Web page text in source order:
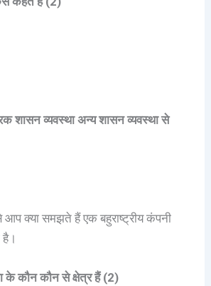
शासन व्यवस्था अन्य शासन व्यवस्था से
आप क्या समझते हैं एक बहुराष्ट्रीय कंपनी
के कौन कौन से क्षेत्र हैं (2)